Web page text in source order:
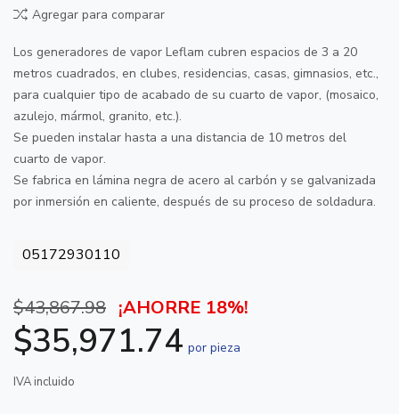
Agregar para comparar
Los generadores de vapor Leflam cubren espacios de 3 a 20
metros cuadrados, en clubes, residencias, casas, gimnasios, etc.,
para cualquier tipo de acabado de su cuarto de vapor, (mosaico,
azulejo, mármol, granito, etc.).
Se pueden instalar hasta a una distancia de 10 metros del
cuarto de vapor.
Se fabrica en lámina negra de acero al carbón y se galvanizada
por inmersión en caliente, después de su proceso de soldadura.
05172930110
$43,867.98 ¡AHORRE 18%!
$35,971.74 por pieza
IVA incluido